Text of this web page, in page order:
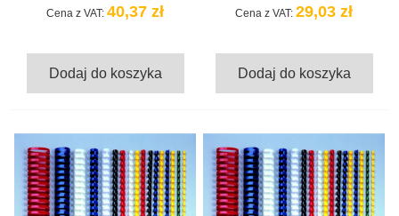
Cena z VAT: 40,37 zł
Dodaj do koszyka
Cena z VAT: 29,03 zł
Dodaj do koszyka